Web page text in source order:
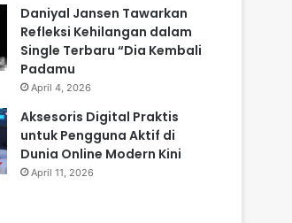
Daniyal Jansen Tawarkan
Refleksi Kehilangan dalam
Single Terbaru “Dia Kembali
Padamu
April 4, 2026
Aksesoris Digital Praktis
untuk Pengguna Aktif di
Dunia Online Modern Kini
April 11, 2026